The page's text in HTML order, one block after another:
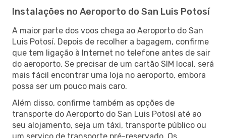
Instalações no Aeroporto do San Luis Potosí
A maior parte dos voos chega ao Aeroporto do San
Luis Potosí. Depois de recolher a bagagem, confirme
que tem ligação à Internet no telefone antes de sair
do aeroporto. Se precisar de um cartão SIM local, será
mais fácil encontrar uma loja no aeroporto, embora
possa ser um pouco mais caro.
Além disso, confirme também as opções de
transporte do Aeroporto do San Luis Potosí até ao
seu alojamento, seja um táxi, transporte público ou